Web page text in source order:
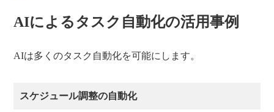
AIによるタスク自動化の活用事例
AIは多くのタスク自動化を可能にします。
スケジュール調整の自動化